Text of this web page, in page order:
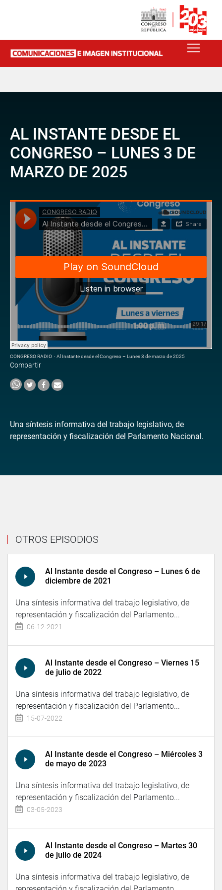
AL INSTANTE DESDE EL
CONGRESO – LUNES 3 DE
MARZO DE 2025
CONGRESO RADIO · Al Instante desde el Congreso – Lunes 3 de marzo de 2025
Compartir
Una síntesis informativa del trabajo legislativo, de
representación y fiscalización del Parlamento Nacional.
OTROS EPISODIOS
Al Instante desde el Congreso – Lunes 6 de
diciembre de 2021
Una síntesis informativa del trabajo legislativo, de
representación y fiscalización del Parlamento...
06-12-2021
Al Instante desde el Congreso – Viernes 15
de julio de 2022
Una síntesis informativa del trabajo legislativo, de
representación y fiscalización del Parlamento...
15-07-2022
Al Instante desde el Congreso – Miércoles 3
de mayo de 2023
Una síntesis informativa del trabajo legislativo, de
representación y fiscalización del Parlamento...
03-05-2023
Al Instante desde el Congreso – Martes 30
de julio de 2024
Una síntesis informativa del trabajo legislativo, de